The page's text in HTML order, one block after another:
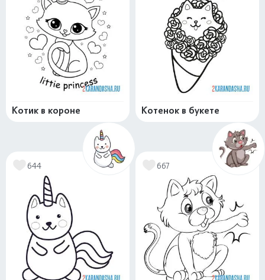
Котик в короне Котенок в букете
644 667